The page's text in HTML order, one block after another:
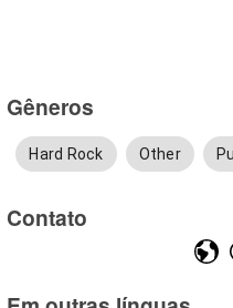
Gêneros
Hard Rock Other
Contato